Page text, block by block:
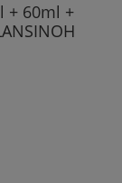
+ 60ml +